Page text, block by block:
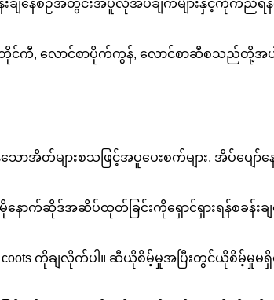
းချနေစဉ်အတွင်းအပူလိုအပ်ချက်များနှင့်ကိုက်ညီ
ကီ, လောင်စာပိုက်ကွန်, လောင်စာဆီစသည်တို့အပ
ောအိတ်များစသဖြင့်အပူပေးစက်များ, အိပ်ပျော်
က်ဆိုဒ်အဆိပ်ထုတ်ခြင်းကိုရှောင်ရှားရန်စခန်းချန
ကိုချလိုက်ပါ။ ဆီယိုစိမ့်မှုအပြီးတွင်ယိုစိမ့်မှုမရှိ